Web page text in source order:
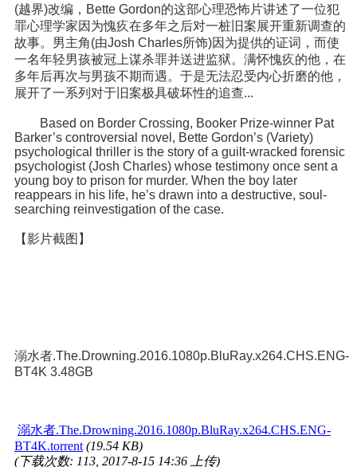
(越界)改编，Bette Gordon的这部心理恐怖片讲述了一位犯
罪心理学家因为愧疚在多年之后对一桩旧案展开重新调查的
故事。男主角(由Josh Charles所饰)因为提供的证词，而使
一名年轻男孩被冠上谋杀罪并送进监狱。满怀愧疚的他，在
多年后再次与男孩不期而遇。于是无法忍受内心折磨的他，
展开了一系列对于旧案极具破坏性的追查...
Based on Border Crossing, Booker Prize-winner Pat
Barker’s controversial novel, Bette Gordon’s (Variety)
psychological thriller is the story of a guilt-wracked forensic
psychologist (Josh Charles) whose testimony once sent a
young boy to prison for murder. When the boy later
reappears in his life, he’s drawn into a destructive, soul-
searching reinvestigation of the case.
【影片截图】
溺水者.The.Drowning.2016.1080p.BluRay.x264.CHS.ENG-
BT4K 3.48GB
溺水者.The.Drowning.2016.1080p.BluRay.x264.CHS.ENG-
BT4K.torrent (19.54 KB)
(下载次数: 113, 2017-8-15 14:36 上传)